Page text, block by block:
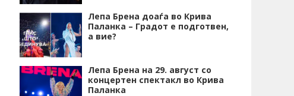
Лепа Брена доаѓа во Крива
Паланка – Градот е подготвен,
а вие?
Лепа Брена на 29. август со
концертен спектакл во Крива
Паланка